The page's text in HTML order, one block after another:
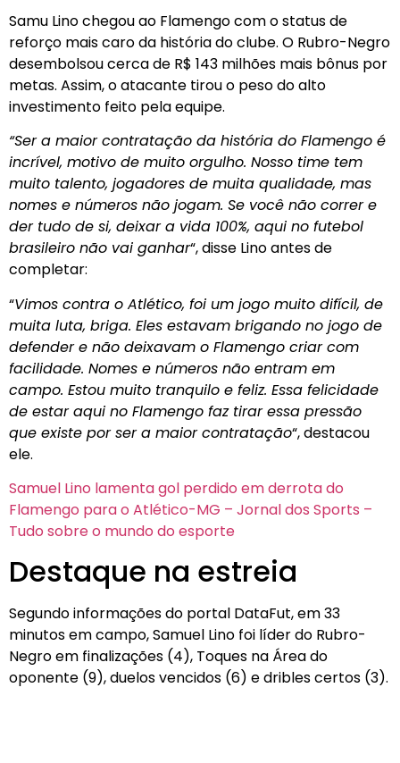
Samu Lino chegou ao Flamengo com o status de
reforço mais caro da história do clube. O Rubro-Negro
desembolsou cerca de R$ 143 milhões mais bônus por
metas. Assim, o atacante tirou o peso do alto
investimento feito pela equipe.
“Ser a maior contratação da história do Flamengo é
incrível, motivo de muito orgulho. Nosso time tem
muito talento, jogadores de muita qualidade, mas
nomes e números não jogam. Se você não correr e
der tudo de si, deixar a vida 100%, aqui no futebol
brasileiro não vai ganhar“, disse Lino antes de
completar:
“Vimos contra o Atlético, foi um jogo muito difícil, de
muita luta, briga. Eles estavam brigando no jogo de
defender e não deixavam o Flamengo criar com
facilidade. Nomes e números não entram em
campo. Estou muito tranquilo e feliz. Essa felicidade
de estar aqui no Flamengo faz tirar essa pressão
que existe por ser a maior contratação“, destacou
ele.
Samuel Lino lamenta gol perdido em derrota do
Flamengo para o Atlético-MG – Jornal dos Sports –
Tudo sobre o mundo do esporte
Destaque na estreia
Segundo informações do portal DataFut, em 33
minutos em campo, Samuel Lino foi líder do Rubro-
Negro em finalizações (4), Toques na Área do
oponente (9), duelos vencidos (6) e dribles certos (3).